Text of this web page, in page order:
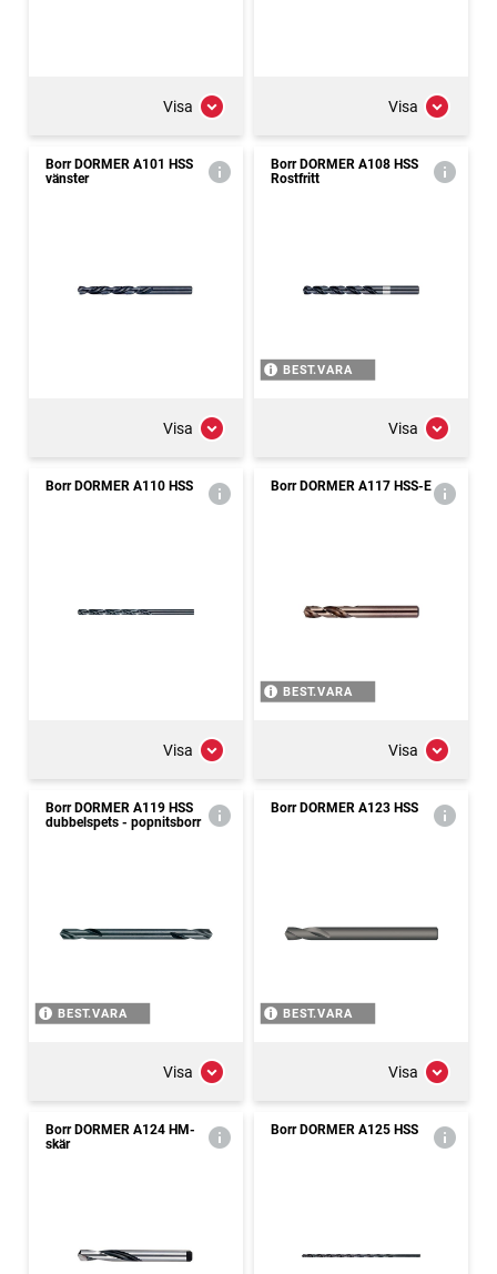
Visa Visa
Borr DORMER A101 HSS
vänster
Visa
Borr DORMER A108 HSS
Rostfritt
BEST.VARA
Visa
Borr DORMER A110 HSS
Visa
Borr DORMER A117 HSS-E
BEST.VARA
Visa
Borr DORMER A119 HSS
dubbelspets - popnitsborr
BEST.VARA
Visa
Borr DORMER A123 HSS
BEST.VARA
Visa
Borr DORMER A124 HM-
skär
Borr DORMER A125 HSS